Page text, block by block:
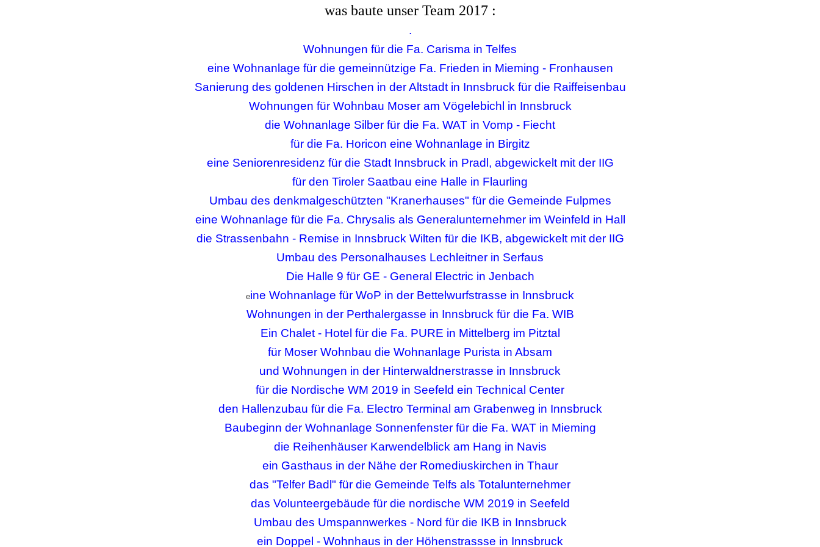
was baute unser Team 2017 :
.
Wohnungen für die Fa. Carisma in Telfes
eine Wohnanlage für die gemeinnützige Fa. Frieden in Mieming - Fronhausen
Sanierung des goldenen Hirschen in der Altstadt in Innsbruck für die Raiffeisenbau
Wohnungen für Wohnbau Moser am Vögelebichl in Innsbruck
die Wohnanlage Silber für die Fa. WAT in Vomp - Fiecht
für die Fa. Horicon eine Wohnanlage in Birgitz
eine Seniorenresidenz für die Stadt Innsbruck in Pradl, abgewickelt mit der IIG
für den Tiroler Saatbau eine Halle in Flaurling
Umbau des denkmalgeschützten "Kranerhauses" für die Gemeinde Fulpmes
eine Wohnanlage für die Fa. Chrysalis als Generalunternehmer im Weinfeld in Hall
die Strassenbahn - Remise in Innsbruck Wilten für die IKB, abgewickelt mit der IIG
Umbau des Personalhauses Lechleitner in Serfaus
Die Halle 9 für GE - General Electric in Jenbach
eine Wohnanlage für WoP in der Bettelwurfstrasse in Innsbruck
Wohnungen in der Perthalergasse in Innsbruck für die Fa. WIB
Ein Chalet - Hotel für die Fa. PURE in Mittelberg im Pitztal
für Moser Wohnbau die Wohnanlage Purista in Absam
und Wohnungen in der Hinterwaldnerstrasse in Innsbruck
für die Nordische WM 2019 in Seefeld ein Technical Center
den Hallenzubau für die Fa. Electro Terminal am Grabenweg in Innsbruck
Baubeginn der Wohnanlage Sonnenfenster für die Fa. WAT in Mieming
die Reihenhäuser Karwendelblick am Hang in Navis
ein Gasthaus in der Nähe der Romediuskirchen in Thaur
das "Telfer Badl" für die Gemeinde Telfs als Totalunternehmer
das Volunteergebäude für die nordische WM 2019 in Seefeld
Umbau des Umspannwerkes - Nord für die IKB in Innsbruck
ein Doppel - Wohnhaus in der Höhenstrassse in Innsbruck